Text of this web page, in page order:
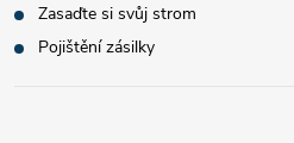
Zasaďte si svůj strom
Pojištění zásilky